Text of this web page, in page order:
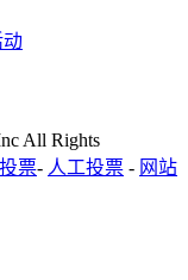
动
All Rights
票- 人工投票 - 网站